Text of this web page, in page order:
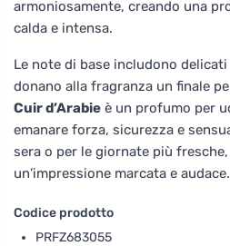
armoniosamente, creando una
calda e intensa.
Le note di base includono
donano alla fragranza un finale
Cuir d’Arabie è un profumo per
emanare forza, sicurezza e
sera o per le giornate più
un’impressione marcata e audace.
Codice prodotto
PRFZ683055